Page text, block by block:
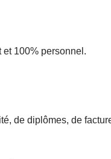
et 100% personnel.
de diplômes, de